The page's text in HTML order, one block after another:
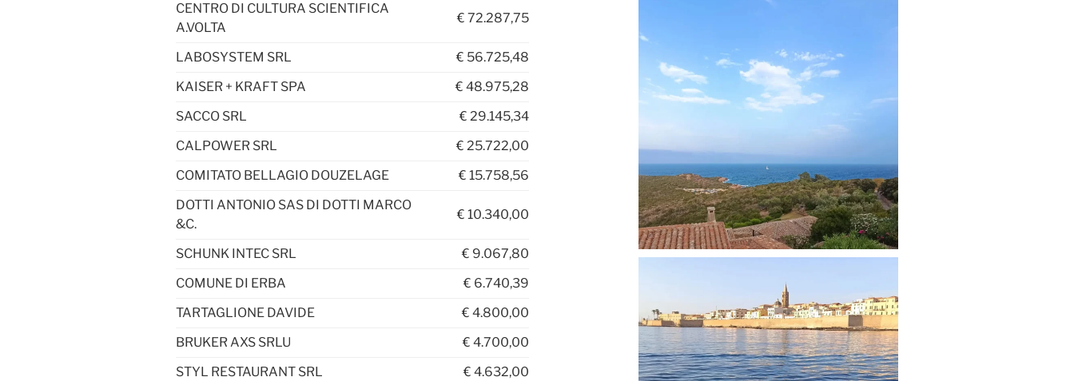
CENTRO DI CULTURA SCIENTIFICA
A.VOLTA
€ 72.287,75
LABOSYSTEM SRL € 56.725,48
KAISER + KRAFT SPA
€ 48.975,28
SACCO SRL
€ 29.145,34
CALPOWER SRL
€ 25.722,00
COMITATO BELLAGIO DOUZELAGE
€ 15.758,56
DOTTI ANTONIO SAS DI DOTTI MARCO
&C.
€ 10.340,00
SCHUNK INTEC SRL € 9.067,80
COMUNE DI ERBA
€ 6.740,39
TARTAGLIONE DAVIDE
€ 4.800,00
BRUKER AXS SRLU
€ 4.700,00
STYL RESTAURANT SRL
€ 4.632,00